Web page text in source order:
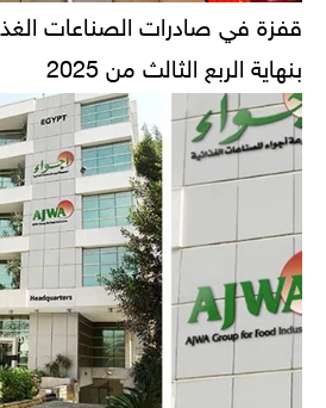
بنهاية الربع الثالث من 2025